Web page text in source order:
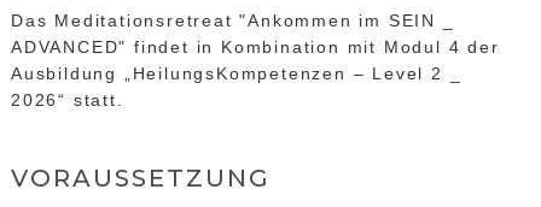
Das Meditationsretreat "Ankommen im SEIN _
ADVANCED" findet in Kombination mit Modul 4 der
Ausbildung „HeilungsKompetenzen – Level 2 _
2026“ statt.
VORAUSSETZUNG